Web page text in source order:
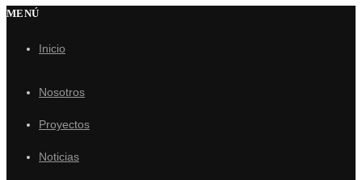
MENÚ
Inicio
Nosotros
Proyectos
Noticias